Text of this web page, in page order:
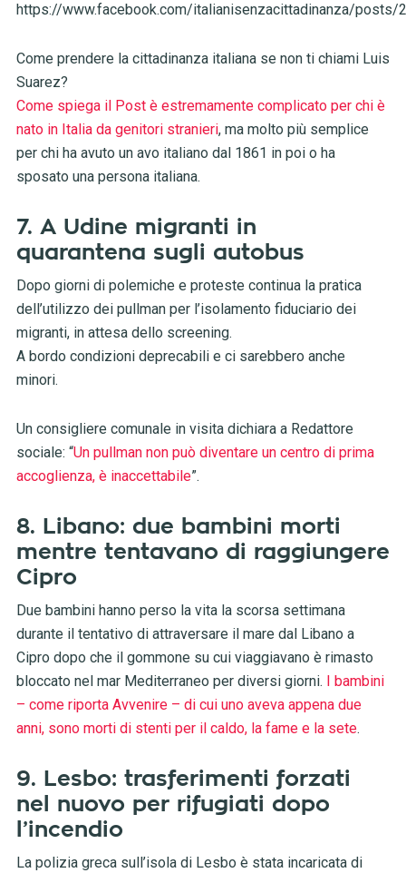
https://www.facebook.com/italianisenzacittadinanza/posts/
Come prendere la cittadinanza italiana se non ti chiami Luis
Suarez?
Come spiega il Post è estremamente complicato per chi è
nato in Italia da genitori stranieri, ma molto più semplice
per chi ha avuto un avo italiano dal 1861 in poi o ha
sposato una persona italiana.
7. A Udine migranti in
quarantena sugli autobus
Dopo giorni di polemiche e proteste continua la pratica
dell’utilizzo dei pullman per l’isolamento fiduciario dei
migranti, in attesa dello screening.
A bordo condizioni deprecabili e ci sarebbero anche
minori.
Un consigliere comunale in visita dichiara a Redattore
sociale: “Un pullman non può diventare un centro di prima
accoglienza, è inaccettabile”.
8. Libano: due bambini morti
mentre tentavano di raggiungere
Cipro
Due bambini hanno perso la vita la scorsa settimana
durante il tentativo di attraversare il mare dal Libano a
Cipro dopo che il gommone su cui viaggiavano è rimasto
bloccato nel mar Mediterraneo per diversi giorni. I bambini
– come riporta Avvenire – di cui uno aveva appena due
anni, sono morti di stenti per il caldo, la fame e la sete.
9. Lesbo: trasferimenti forzati
nel nuovo per rifugiati dopo
l’incendio
La polizia greca sull’isola di Lesbo è stata incaricata di